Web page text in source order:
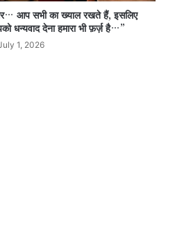
आप सभी का ख्याल रखते हैं, इसलिए
धन्यवाद देना हमारा भी फ़र्ज़ है…”
1, 2026